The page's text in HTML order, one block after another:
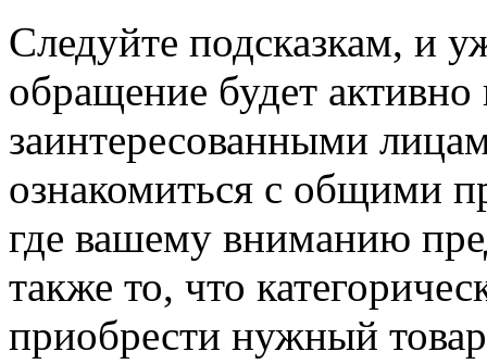
Следуйте подсказкам, и
обращение будет
заинтересованными
ознакомиться с общими
где вашему вниманию
также то, что
приобрести нужный